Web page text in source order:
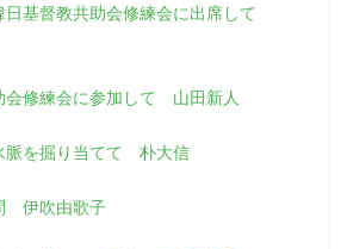
日基督教共助会修練会に出席して
会修練会に参加して 山田新人
脈を掘り当てて 朴大信
伊吹由歌子